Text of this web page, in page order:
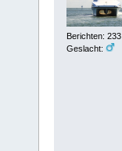
Berichten: 233
Geslacht: